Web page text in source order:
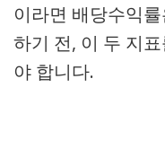
이라면 배당수익
하기 전, 이 두 지
야 합니다.